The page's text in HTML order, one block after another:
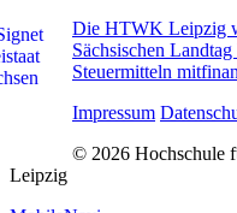
Die HTWK Leipzig
Sächsischen
Steuermitteln
Impressum
© 2026 Hochschule
Leipzig